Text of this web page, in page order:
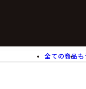
全ての商品
ド